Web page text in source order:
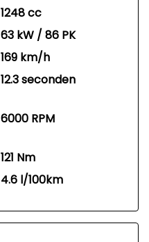
1248 cc
63 kW / 86 PK
169 km/h
12.3 seconden
6000 RPM
121 Nm
4.6 l/100km